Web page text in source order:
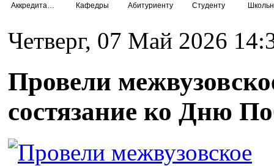
Кафедры Абитуриенту Студенту
Четверг, 07 Май 2026
Провели
состязание ко Дню